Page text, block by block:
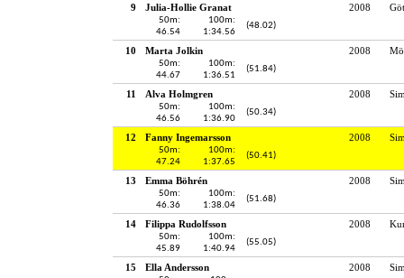
9 Julia-Hollie Granat 2008
50m:
46.54
100m:
1:34.56
(48.02)
10 Marta Jolkin 2008
50m:
44.67
100m:
1:36.51
(51.84)
11 Alva Holmgren 2008
50m:
46.56
100m:
1:36.90
(50.34)
12 Fanny Ingemarsson 2008
50m:
47.24
100m:
1:37.65
(50.41)
13 Emma Böhrén 2008
50m:
46.36
100m:
1:38.04
(51.68)
14 Filippa Rudolfsson 2008
50m:
45.89
100m:
1:40.94
(55.05)
15 Ella Andersson 2008